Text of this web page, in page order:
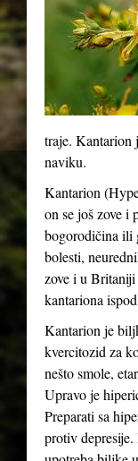
traje. Kantarion
naviku.
Kantarion
on se još zove i
bogorodičina ili
bolesti,
zove i u Britaniji
kantariona
Kantarion je
kvercitozid za
nešto smole,
Upravo je
Preparati sa
protiv